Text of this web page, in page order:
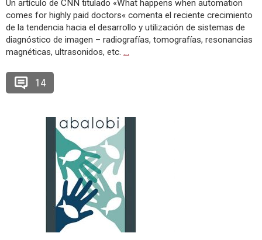
Un artículo de CNN titulado «What happens when automation
comes for highly paid doctors« comenta el reciente crecimiento
de la tendencia hacia el desarrollo y utilización de sistemas de
diagnóstico de imagen – radiografías, tomografías, resonancias
magnéticas, ultrasonidos, etc. …
14